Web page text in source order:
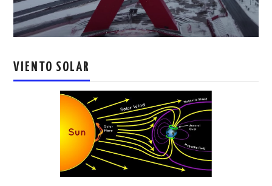
VIENTO SOLAR